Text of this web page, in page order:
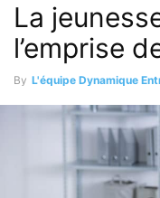
La
l’emprise
By L'équipe Dynamique